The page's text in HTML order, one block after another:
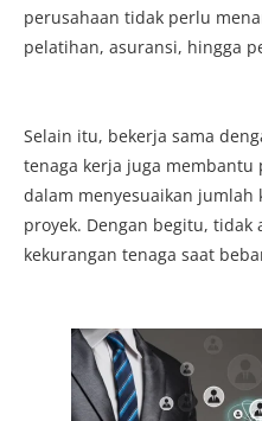
perusahaan tidak perlu
pelatihan, asuransi, hingga
Selain itu, bekerja sama
tenaga kerja juga
dalam menyesuaikan jumlah
proyek. Dengan begitu,
kekurangan tenaga saat